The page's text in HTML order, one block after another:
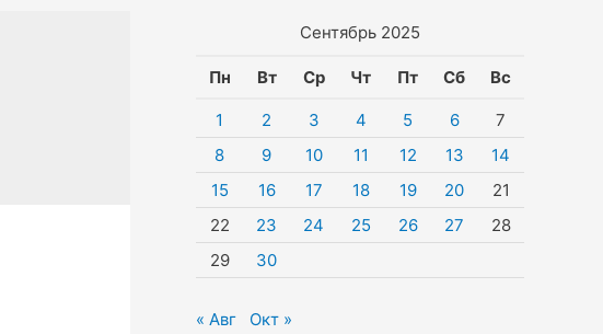
Сентябрь 2025
Пн Вт Ср Чт Пт Сб Вс
1 2 3 4 5 6
7
8
9 10 11 12 13
14
15
16 17 18 19 20
21
22
23 24 25 26 27
28
29
30
« Авг Окт »